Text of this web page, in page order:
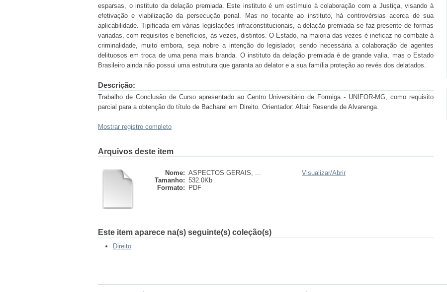
esparsas, o instituto da delação premiada. Este instituto é um estímulo à colaboração com a Justiça, visando à
efetivação e viabilização da persecução penal. Mas no tocante ao instituto, há controvérsias acerca de sua
aplicabilidade. Tipificada em várias legislações infraconstitucionais, a delação premiada se faz presente de formas
variadas, com requisitos e benefícios, às vezes, distintos. O Estado, na maioria das vezes é ineficaz no combate à
criminalidade, muito embora, seja nobre a intenção do legislador, sendo necessária a colaboração de agentes
delituosos em troca de uma pena mais branda. O instituto da delação premiada é de grande valia, mas o Estado
Brasileiro ainda não possui uma estrutura que garanta ao delator e a sua família proteção ao revés dos delatados.
Descrição:
Trabalho de Conclusão de Curso apresentado ao Centro Universitário de Formiga - UNIFOR-MG, como requisito
parcial para a obtenção do título de Bacharel em Direito. Orientador: Altair Resende de Alvarenga.
Mostrar registro completo
Arquivos deste item
Nome: ASPECTOS GERAIS, ...
Tamanho: 532.0Kb
Formato:
PDF
Visualizar/Abrir
Este item aparece na(s) seguinte(s) coleção(s)
Direito